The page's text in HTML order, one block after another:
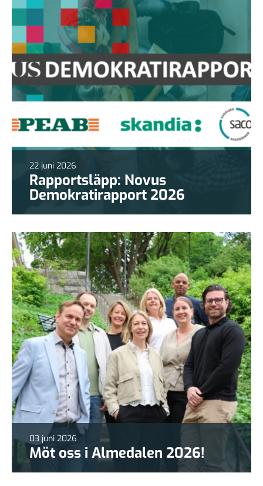
22 juni 2026
Rapportsläpp: Novus
Demokratirapport 2026
03 juni 2026
Möt oss i Almedalen 2026!